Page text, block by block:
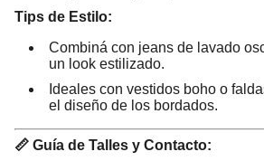
Tips de Estilo:
Combiná con jeans de lavado
un look estilizado.
Ideales con vestidos boho o
el diseño de los bordados.
📏 Guía de Talles y Contacto: